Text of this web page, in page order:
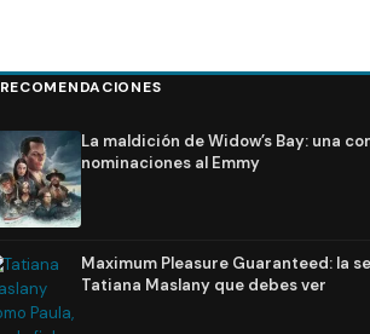
RECOMENDACIONES
La maldición de Widow’s Bay: una
nominaciones al Emmy
Maximum Pleasure Guaranteed: la
Tatiana Maslany que debes ver